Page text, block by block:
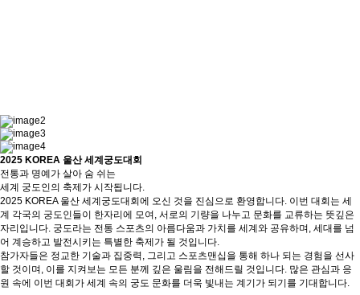
2025 KOREA 울산 세계궁도대회
전통과 명예가 살아 숨 쉬는
세계 궁도인의 축제가 시작됩니다.
2025 KOREA 울산 세계궁도대회에 오신 것을 진심으로 환영합니다. 이번 대회는 세
계 각국의 궁도인들이 한자리에 모여, 서로의 기량을 나누고 문화를 교류하는 뜻깊은
자리입니다. 궁도라는 전통 스포츠의 아름다움과 가치를 세계와 공유하며, 세대를 넘
어 계승하고 발전시키는 특별한 축제가 될 것입니다.
참가자들은 정교한 기술과 집중력, 그리고 스포츠맨십을 통해 하나 되는 경험을 선사
할 것이며, 이를 지켜보는 모든 분께 깊은 울림을 전해드릴 것입니다. 많은 관심과 응
원 속에 이번 대회가 세계 속의 궁도 문화를 더욱 빛내는 계기가 되기를 기대합니다.